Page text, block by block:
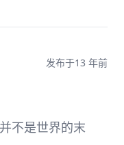
发布于13 年前
不是世界的末